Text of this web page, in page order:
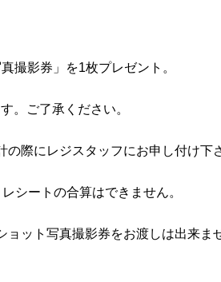
撮影券」を1枚プレゼント。
。ご了承ください。
際にレジスタッフにお申し付け下
シートの合算はできません。
ット写真撮影券をお渡しは出来ま